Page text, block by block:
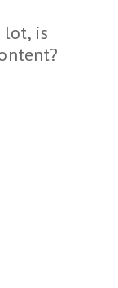
lot, is